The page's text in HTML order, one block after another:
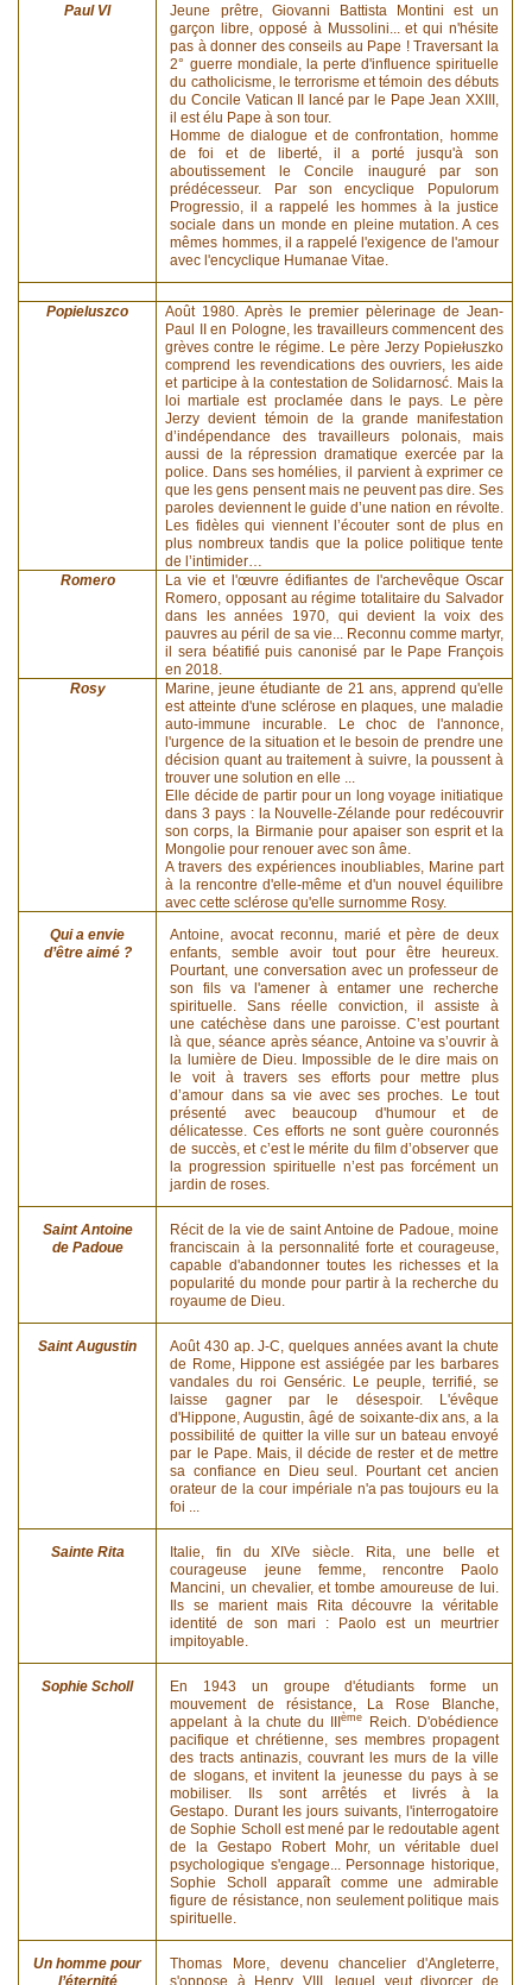
Paul VI
Jeune prêtre, Giovanni Battista Montini est un
garçon libre, opposé à Mussolini... et qui n'hésite
pas à donner des conseils au Pape ! Traversant la
2° guerre mondiale, la perte d'influence spirituelle
du catholicisme, le terrorisme et témoin des débuts
du Concile Vatican II lancé par le Pape Jean XXIII,
il est élu Pape à son tour.
Homme de dialogue et de confrontation, homme
de foi et de liberté, il a porté jusqu'à son
aboutissement le Concile inauguré par son
prédécesseur. Par son encyclique Populorum
Progressio, il a rappelé les hommes à la justice
sociale dans un monde en pleine mutation. A ces
mêmes hommes, il a rappelé l'exigence de l'amour
avec l'encyclique Humanae Vitae.
Popieluszco
Août 1980. Après le premier pèlerinage de Jean-
Paul II en Pologne, les travailleurs commencent des
grèves contre le régime. Le père Jerzy Popiełuszko
comprend les revendications des ouvriers, les aide
et participe à la contestation de Solidarnosć. Mais la
loi martiale est proclamée dans le pays. Le père
Jerzy devient témoin de la grande manifestation
d’indépendance des travailleurs polonais, mais
aussi de la répression dramatique exercée par la
police. Dans ses homélies, il parvient à exprimer ce
que les gens pensent mais ne peuvent pas dire. Ses
paroles deviennent le guide d’une nation en révolte.
Les fidèles qui viennent l’écouter sont de plus en
plus nombreux tandis que la police politique tente
de l’intimider…
Romero
La vie et l'œuvre édifiantes de l'archevêque Oscar
Romero, opposant au régime totalitaire du Salvador
dans les années 1970, qui devient la voix des
pauvres au péril de sa vie... Reconnu comme martyr,
il sera béatifié puis canonisé par le Pape François
en 2018.
Rosy
Marine, jeune étudiante de 21 ans, apprend qu'elle
est atteinte d'une sclérose en plaques, une maladie
auto-immune incurable. Le choc de l'annonce,
l'urgence de la situation et le besoin de prendre une
décision quant au traitement à suivre, la poussent à
trouver une solution en elle ...
Elle décide de partir pour un long voyage initiatique
dans 3 pays : la Nouvelle-Zélande pour redécouvrir
son corps, la Birmanie pour apaiser son esprit et la
Mongolie pour renouer avec son âme.
A travers des expériences inoubliables, Marine part
à la rencontre d'elle-même et d'un nouvel équilibre
avec cette sclérose qu'elle surnomme Rosy.
Qui a envie
d’être aimé ?
Antoine, avocat reconnu, marié et père de deux
enfants, semble avoir tout pour être heureux.
Pourtant, une conversation avec un professeur de
son fils va l'amener à entamer une recherche
spirituelle. Sans réelle conviction, il assiste à
une catéchèse dans une paroisse. C’est pourtant
là que, séance après séance, Antoine va s’ouvrir à
la lumière de Dieu. Impossible de le dire mais on
le voit à travers ses efforts pour mettre plus
d’amour dans sa vie avec ses proches. Le tout
présenté avec beaucoup d'humour et de
délicatesse. Ces efforts ne sont guère couronnés
de succès, et c’est le mérite du film d’observer que
la progression spirituelle n’est pas forcément un
jardin de roses.
Saint Antoine
de Padoue
Récit de la vie de saint Antoine de Padoue, moine
franciscain à la personnalité forte et courageuse,
capable d'abandonner toutes les richesses et la
popularité du monde pour partir à la recherche du
royaume de Dieu.
Saint Augustin
Août 430 ap. J-C, quelques années avant la chute
de Rome, Hippone est assiégée par les barbares
vandales du roi Genséric. Le peuple, terrifié, se
laisse gagner par le désespoir. L'évêque
d'Hippone, Augustin, âgé de soixante-dix ans, a la
possibilité de quitter la ville sur un bateau envoyé
par le Pape. Mais, il décide de rester et de mettre
sa confiance en Dieu seul. Pourtant cet ancien
orateur de la cour impériale n'a pas toujours eu la
foi ...
Sainte Rita
Italie, fin du XIVe siècle. Rita, une belle et
courageuse jeune femme, rencontre Paolo
Mancini, un chevalier, et tombe amoureuse de lui.
Ils se marient mais Rita découvre la véritable
identité de son mari : Paolo est un meurtrier
impitoyable.
Sophie Scholl
En 1943 un groupe d'étudiants forme un
mouvement de résistance, La Rose Blanche,
appelant à la chute du IIIème
Reich. D'obédience
pacifique et chrétienne, ses membres propagent
des tracts antinazis, couvrant les murs de la ville
de slogans, et invitent la jeunesse du pays à se
mobiliser. Ils sont arrêtés et livrés à la
Gestapo. Durant les jours suivants, l'interrogatoire
de Sophie Scholl est mené par le redoutable agent
de la Gestapo Robert Mohr, un véritable duel
psychologique s'engage... Personnage historique,
Sophie Scholl apparaît comme une admirable
figure de résistance, non seulement politique mais
spirituelle.
Un homme pour
l’éternité
Thomas More, devenu chancelier d'Angleterre,
s'oppose à Henry VIII, lequel veut divorcer de